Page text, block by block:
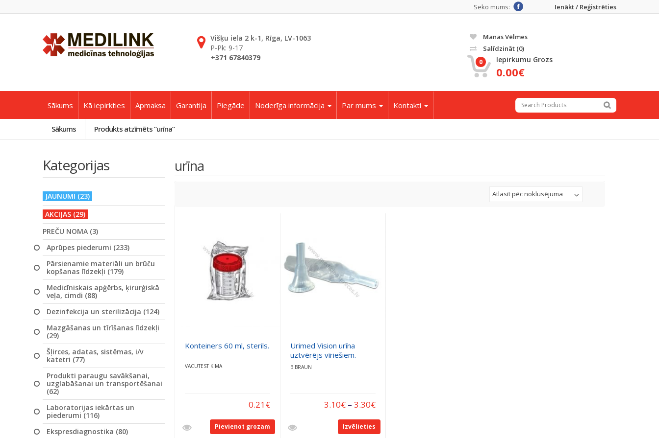
Ienākt / Reģistrēties
Seko mums:
Višķu iela 2 k-1, Rīga, LV-1063
P-Pk: 9-17
+371 67840379
Manas Vēlmes
Salīdzināt (0)
0 Iepirkumu Grozs
0.00€
Sākums Kā iepirkties Apmaksa Garantija Piegāde Noderīga informācija Par mums Kontakti
Sākums Produkts atzīmēts “urīna”
Kategorijas
JAUNUMI (23)
AKCIJAS (29)
PREČU NOMA (3)
Aprūpes piederumi (233)
Pārsienamie materiāli un brūču
kopšanas līdzekļi (179)
Medicīniskais apģērbs, ķirurģiskā
veļa, cimdi (88)
Dezinfekcija un sterilizācija (124)
Mazgāšanas un tīrīšanas līdzekļi
(29)
Šļirces, adatas, sistēmas, i/v
katetri (77)
Produkti paraugu savākšanai,
uzglabāšanai un transportēšanai
(62)
Laboratorijas iekārtas un
piederumi (116)
Ekspresdiagnostika (80)
urīna
Atlasīt pēc noklusējuma
Konteiners 60 ml, sterils.
VACUTEST KIMA
0.21€
Pievienot grozam
Urimed Vision urīna
uztvērējs vīriešiem.
B BRAUN
3.10€– 3.30€
Izvēlieties